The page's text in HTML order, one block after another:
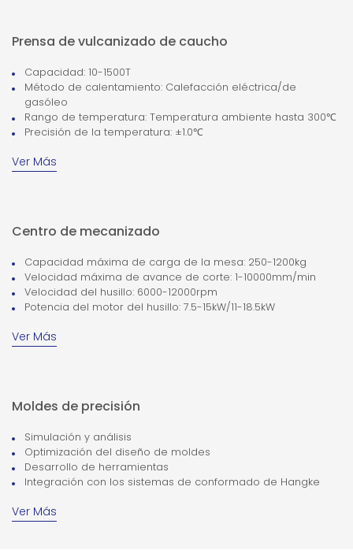
Prensa de vulcanizado de caucho
Capacidad: 10-1500T
Método de calentamiento: Calefacción eléctrica/de
gasóleo
Rango de temperatura: Temperatura ambiente hasta 300℃
Precisión de la temperatura: ±1.0℃
Ver Más
Centro de mecanizado
Capacidad máxima de carga de la mesa: 250-1200kg
Velocidad máxima de avance de corte: 1-10000mm/min
Velocidad del husillo: 6000-12000rpm
Potencia del motor del husillo: 7.5-15kW/11-18.5kW
Ver Más
Moldes de precisión
Simulación y análisis
Optimización del diseño de moldes
Desarrollo de herramientas
Integración con los sistemas de conformado de Hangke
Ver Más